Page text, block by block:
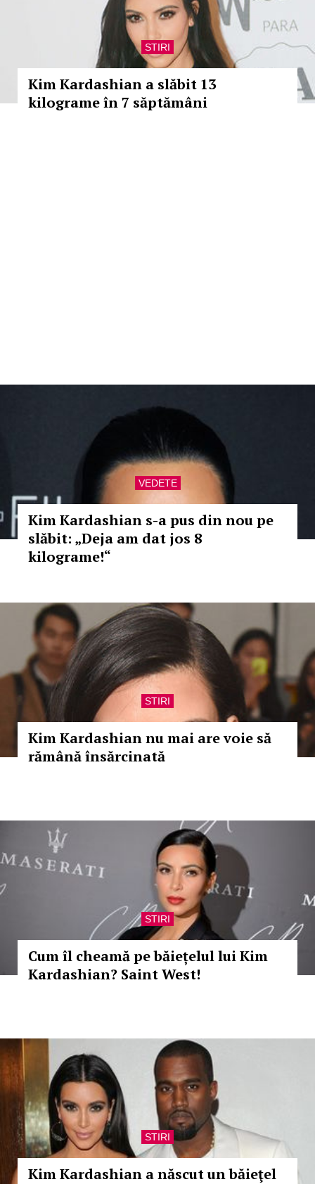
STIRI
Kim Kardashian a slăbit 13
kilograme în 7 săptămâni
VEDETE
Kim Kardashian s-a pus din nou pe
slăbit: „Deja am dat jos 8
kilograme!“
STIRI
Kim Kardashian nu mai are voie să
rămână însărcinată
STIRI
Cum îl cheamă pe băiețelul lui Kim
Kardashian? Saint West!
STIRI
Kim Kardashian a născut un băieţel